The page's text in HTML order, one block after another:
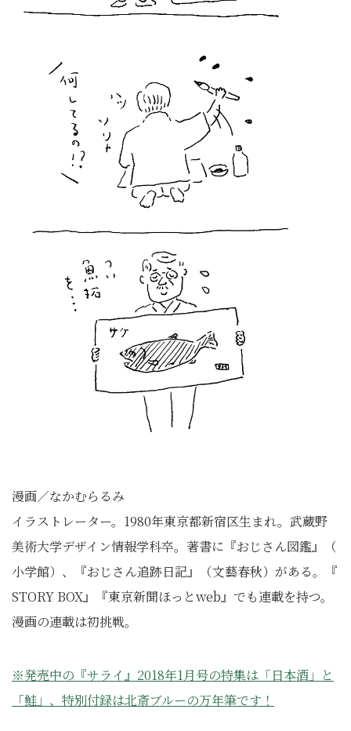
漫画／なかむらるみ
イラストレーター。1980年東京都新宿区生まれ。 武蔵野
美術大学デザイン情報学科卒。著書に『おじさん図鑑』（
小学館）、『おじさん追跡日記』（文藝春秋）がある。『
STORY BOX』『東京新聞ほっとweb』でも連載を持つ。
漫画の連載は初挑戦。
※発売中の『サライ』2018年1月号の特集は「日本酒」と
「鮭」、特別付録は北斎ブルーの万年筆です！